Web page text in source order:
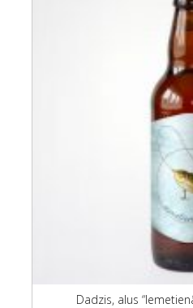
Dadzis, alus